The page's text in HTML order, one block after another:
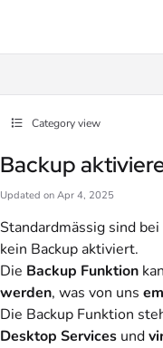
Category view
Backup
Updated on Apr 4, 2025
Standardmässig sind
kein Backup aktiviert.
Die Backup Funktion
werden, was von uns
Die Backup Funktion
Desktop Services und